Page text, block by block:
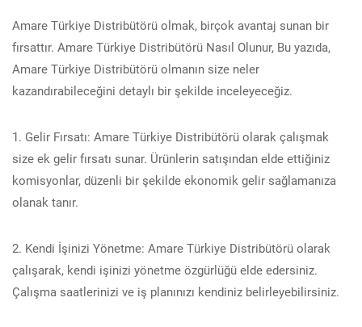
Amare Türkiye Distribütörü olmak, birçok avantaj sunan bir
fırsattır. Amare Türkiye Distribütörü Nasıl Olunur, Bu yazıda,
Amare Türkiye Distribütörü olmanın size neler
kazandırabileceğini detaylı bir şekilde inceleyeceğiz.
1. Gelir Fırsatı: Amare Türkiye Distribütörü olarak çalışmak
size ek gelir fırsatı sunar. Ürünlerin satışından elde ettiğiniz
komisyonlar, düzenli bir şekilde ekonomik gelir sağlamanıza
olanak tanır.
2. Kendi İşinizi Yönetme: Amare Türkiye Distribütörü olarak
çalışarak, kendi işinizi yönetme özgürlüğü elde edersiniz.
Çalışma saatlerinizi ve iş planınızı kendiniz belirleyebilirsiniz.